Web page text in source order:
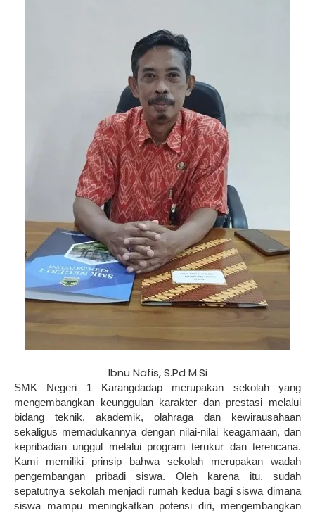
Ibnu Nafis, S.Pd M.Si
SMK Negeri 1 Karangdadap merupakan sekolah yang
mengembangkan keunggulan karakter dan prestasi melalui
bidang teknik, akademik, olahraga dan kewirausahaan
sekaligus memadukannya dengan nilai-nilai keagamaan, dan
kepribadian unggul melalui program terukur dan terencana.
Kami memiliki prinsip bahwa sekolah merupakan wadah
pengembangan pribadi siswa. Oleh karena itu, sudah
sepatutnya sekolah menjadi rumah kedua bagi siswa dimana
siswa mampu meningkatkan potensi diri, mengembangkan